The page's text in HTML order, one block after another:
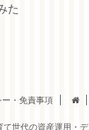
た
・免責事項
て世代の資産運用・